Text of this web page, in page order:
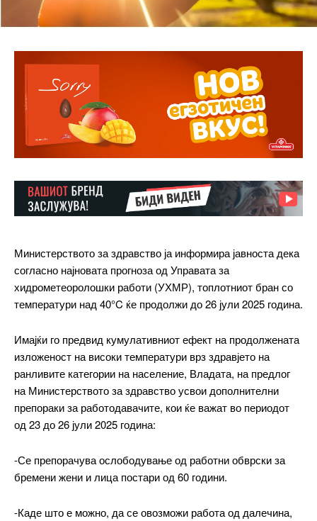
Министерството за здравство ја информира јавноста дека
согласно најновата прогноза од Управата за
хидрометеоролошки работи (УХМР), топлотниот бран со
температури над 40°C ќе продолжи до 26 јули 2025 година.
Имајќи го предвид кумулативниот ефект на продолжената
изложеност на високи температури врз здравјето на
ранливите категории на население, Владата, на предлог
на Министерството за здравство усвои дополнителни
препораки за работодавачите, кои ќе важат во периодот
од 23 до 26 јули 2025 година:
-Се препорачува ослободување од работни обврски за
бремени жени и лица постари од 60 години.
-Каде што е можно, да се овозможи работа од далечина,